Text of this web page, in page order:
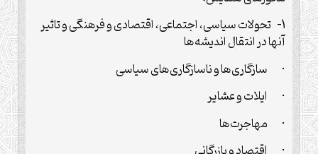
1- تحولات سیاسی، اجتماعی، اقتصادی و فرهنگی و تاثیر
آنها در انتقال اندیشه‌ها
· سازگاری‌ها و ناسازگاری‌های سیاسی
· ایلات و عشایر
· مهاجرت‌ها